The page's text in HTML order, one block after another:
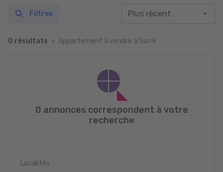
0 résultats Appartement à vendre à Surré
Filtres
0 annonces correspondent à votre
recherche
Localités